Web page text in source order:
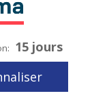
15 jours